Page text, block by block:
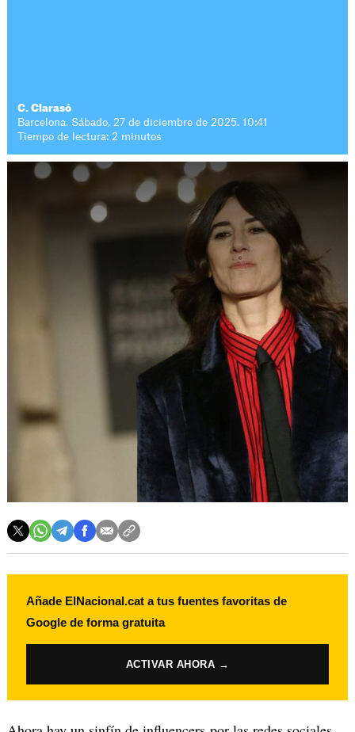
C. Clarasó
Barcelona. Sábado, 27 de diciembre de 2025. 10:41
Tiempo de lectura: 2 minutos
Añade ElNacional.cat a tus fuentes favoritas de
Google de forma gratuita
ACTIVAR AHORA →